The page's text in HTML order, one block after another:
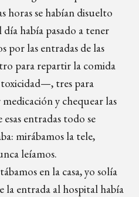
se habían disuelto
había pasado a tener
por las entradas de las
para repartir la comida
tres para
y chequear las
entradas todo se
mirábamos la tele,
leíamos.
en la casa, yo solía
la entrada al hospital había